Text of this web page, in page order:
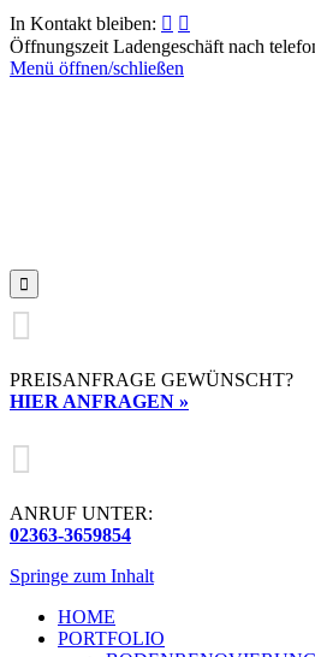
In Kontakt bleiben:  
Öffnungszeit Ladengeschäft nach
Menü öffnen/schließen


PREISANFRAGE GEWÜNSCHT?
HIER ANFRAGEN »

ANRUF UNTER:
02363-3659854
Springe zum Inhalt
HOME
PORTFOLIO